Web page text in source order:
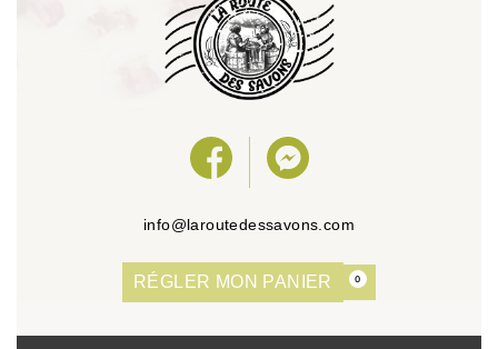
info@laroutedessavons.com
RÉGLER MON PANIER 0